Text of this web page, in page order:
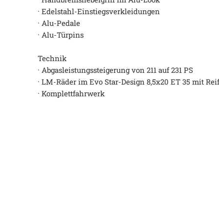
· Edelstahl-Einstiegsverkleidungen
· Alu-Pedale
· Alu-Türpins
Technik
· Abgasleistungssteigerung von 211 auf 231 PS
· LM-Räder im Evo Star-Design 8,5x20 ET 35 mit
· Komplettfahrwerk